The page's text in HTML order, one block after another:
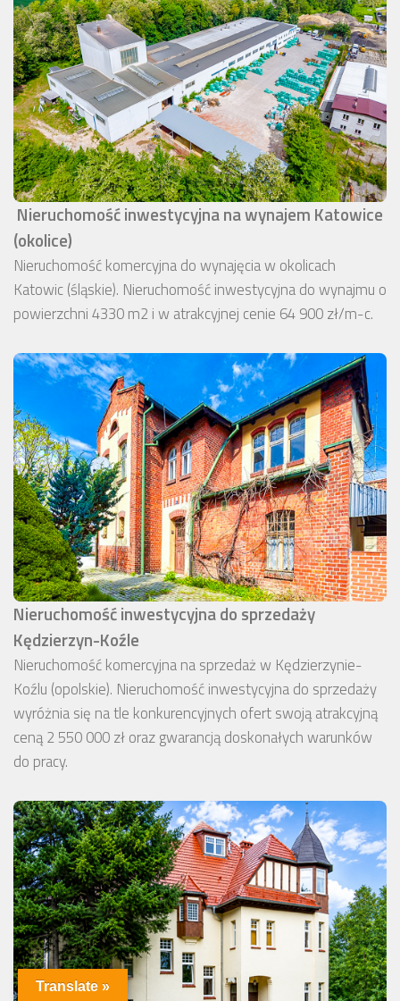
Nieruchomość inwestycyjna na wynajem Katowice
(okolice)
Nieruchomość komercyjna do wynajęcia w okolicach
Katowic (śląskie). Nieruchomość inwestycyjna do wynajmu o
powierzchni 4330 m2 i w atrakcyjnej cenie 64 900 zł/m-c.
Nieruchomość inwestycyjna do sprzedaży
Kędzierzyn-Koźle
Nieruchomość komercyjna na sprzedaż w Kędzierzynie-
Koźlu (opolskie). Nieruchomość inwestycyjna do sprzedaży
wyróżnia się na tle konkurencyjnych ofert swoją atrakcyjną
ceną 2 550 000 zł oraz gwarancją doskonałych warunków
do pracy.
Translate »